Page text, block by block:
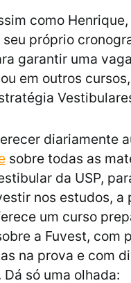
como
próprio
garantir uma
em outros
diariamente
sobre todas as
da USP,
nos estudos, a
um curso
a Fuvest, com
na prova e com
só uma olhada: